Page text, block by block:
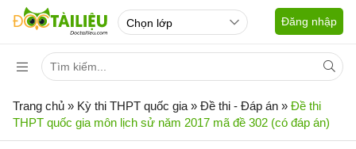
Đăng nhập
Trang chủ » Kỳ thi THPT quốc gia » Đề thi - Đáp án » Đề thi
THPT quốc gia môn lịch sử năm 2017 mã đề 302 (có đáp án)